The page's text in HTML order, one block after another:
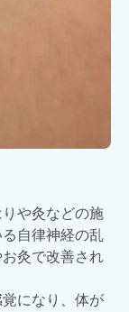
や灸などの施
自律神経の乱
灸で改善され
になり、体が